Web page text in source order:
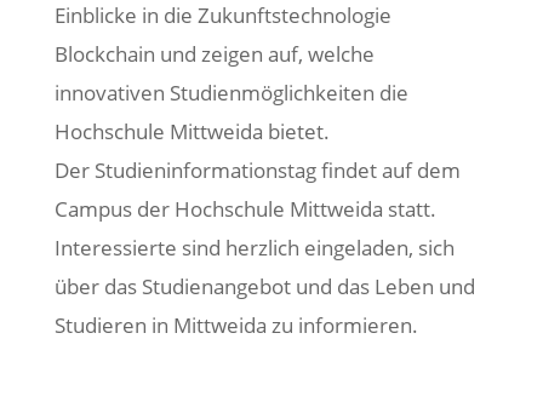
Einblicke in die Zukunftstechnologie
Blockchain und zeigen auf, welche
innovativen Studienmöglichkeiten die
Hochschule Mittweida bietet.
Der Studieninformationstag findet auf dem
Campus der Hochschule Mittweida statt.
Interessierte sind herzlich eingeladen, sich
über das Studienangebot und das Leben und
Studieren in Mittweida zu informieren.